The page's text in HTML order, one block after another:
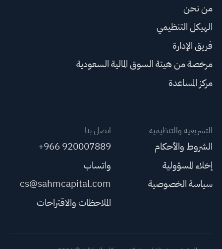
من نحن
الهيكل التنظيمي
فريق الإدارة
مرخصة من هيئة السوق المالية السعودية
مركز المساعدة
التشريعية والتنظيمية
الشروط والأحكام
إخلاء المسؤولية
سياسة الخصوصية
اتصل بنا
+966 920007889
واتساب
cs@sahmcapital.com
الملاحظات والاقتراحات